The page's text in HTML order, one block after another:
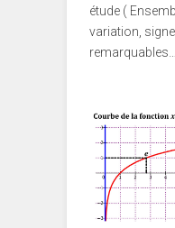
étude (
variation,